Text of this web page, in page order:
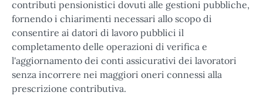
contributi pensionistici dovuti alle gestioni pubbliche,
fornendo i chiarimenti necessari allo scopo di
consentire ai datori di lavoro pubblici il
completamento delle operazioni di verifica e
l'aggiornamento dei conti assicurativi dei lavoratori
senza incorrere nei maggiori oneri connessi alla
prescrizione contributiva.